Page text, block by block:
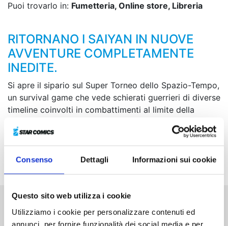
Consenso Dettagli Informazioni sui cookie
Questo sito web utilizza i cookie
Utilizziamo i cookie per personalizzare contenuti ed
annunci, per fornire funzionalità dei social media e per
Puoi trovarlo in: Fumetteria, Online store, Libreria
RITORNANO I SAIYAN IN NUOVE
AVVENTURE COMPLETAMENTE
INEDITE.
Si apre il sipario sul Super Torneo dello Spazio-Tempo,
un survival game che vede schierati guerrieri di diverse
timeline coinvolti in combattimenti al limite della
evento? E chi è a tirare effettivamente le fila del
gioco? Ha inizio un nuovo capitolo di battaglie super
caotiche!
Altri volumi della serie